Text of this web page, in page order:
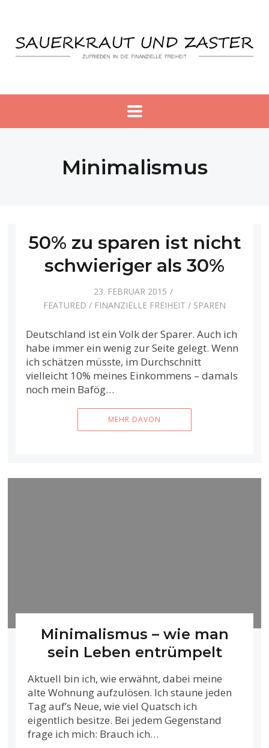
Minimalismus
50% zu sparen ist nicht
schwieriger als 30%
23. FEBRUAR 2015
FEATURED / FINANZIELLE FREIHEIT / SPAREN
Deutschland ist ein Volk der Sparer. Auch ich
habe immer ein wenig zur Seite gelegt. Wenn
ich schätzen müsste, im Durchschnitt
vielleicht 10% meines Einkommens – damals
noch mein Bafög…
MEHR DAVON
Minimalismus – wie man
sein Leben entrümpelt
Aktuell bin ich, wie erwähnt, dabei meine
alte Wohnung aufzulösen. Ich staune jeden
Tag auf’s Neue, wie viel Quatsch ich
eigentlich besitze. Bei jedem Gegenstand
frage ich mich: Brauch ich…